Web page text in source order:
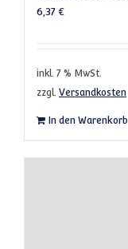
6,37 €
inkl. 7 % MwSt.
zzgl. Versandkosten
In den Warenkorb